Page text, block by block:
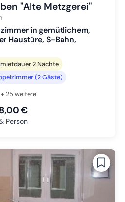
"Alte Metzgerei"
in gemütlichem,
Haustüre, S-Bahn,
2 Nächte
(2 Gäste)
+ 25 weitere
€
Person